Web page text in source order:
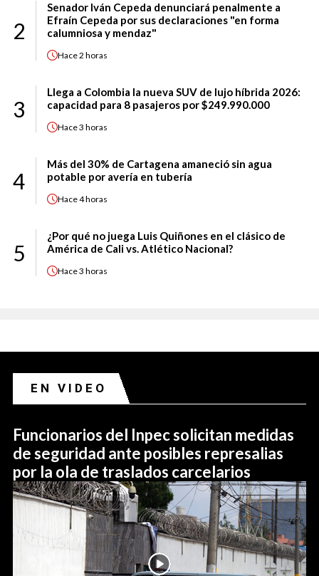
2
Senador Iván Cepeda denunciará penalmente a
Efraín Cepeda por sus declaraciones "en forma
calumniosa y mendaz"
Hace2 horas
3
Llega a Colombia la nueva SUV de lujo híbrida 2026:
capacidad para 8 pasajeros por $249.990.000
Hace3 horas
4
Más del 30% de Cartagena amaneció sin agua
potable por avería en tubería
Hace4 horas
5
¿Por qué no juega Luis Quiñones en el clásico de
América de Cali vs. Atlético Nacional?
Hace3 horas
EN VIDEO
Funcionarios del Inpec solicitan medidas
de seguridad ante posibles represalias
por la ola de traslados carcelarios